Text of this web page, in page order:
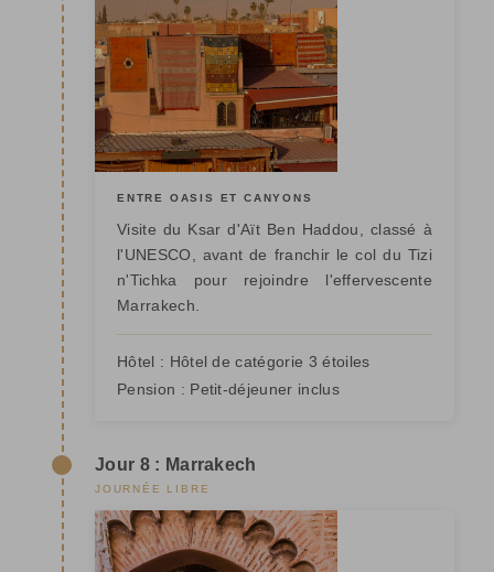
ENTRE OASIS ET CANYONS
Visite du Ksar d'Aït Ben Haddou, classé à
l'UNESCO, avant de franchir le col du Tizi
n'Tichka pour rejoindre l'effervescente
Marrakech.
Hôtel : Hôtel de catégorie 3 étoiles
Pension : Petit-déjeuner inclus
Jour 8 : Marrakech
JOURNÉE LIBRE